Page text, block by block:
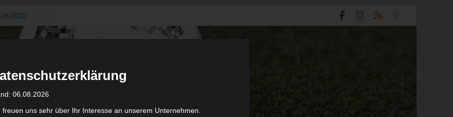
2027
August
aus der
der ersten 15
2027 –
20.
06.08.2026
freuen uns sehr über Ihr Interesse an unserem Unternehmen.